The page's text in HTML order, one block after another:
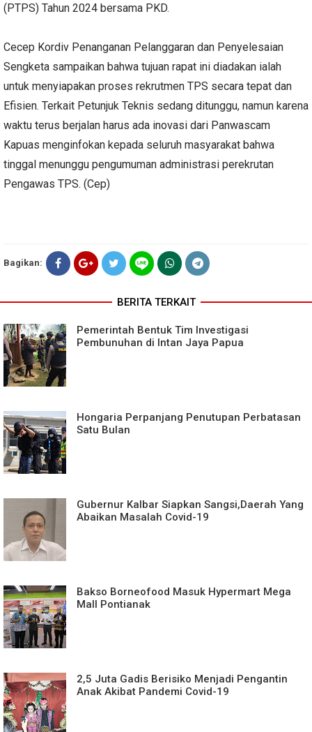
(PTPS) Tahun 2024 bersama PKD.
Cecep Kordiv Penanganan Pelanggaran dan Penyelesaian
Sengketa sampaikan bahwa tujuan rapat ini diadakan ialah
untuk menyiapakan proses rekrutmen TPS secara tepat dan
Efisien. Terkait Petunjuk Teknis sedang ditunggu, namun karena
waktu terus berjalan harus ada inovasi dari Panwascam
Kapuas menginfokan kepada seluruh masyarakat bahwa
tinggal menunggu pengumuman administrasi perekrutan
Pengawas TPS. (Cep)
Bagikan:
BERITA TERKAIT
Pemerintah Bentuk Tim Investigasi
Pembunuhan di Intan Jaya Papua
Hongaria Perpanjang Penutupan Perbatasan
Satu Bulan
Gubernur Kalbar Siapkan Sangsi,Daerah Yang
Abaikan Masalah Covid-19
Bakso Borneofood Masuk Hypermart Mega
Mall Pontianak
2,5 Juta Gadis Berisiko Menjadi Pengantin
Anak Akibat Pandemi Covid-19